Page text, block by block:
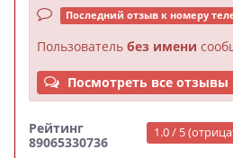
Последний отзыв к номеру
Пользователь без имени
Посмотреть все отзывы
Рейтинг
89065330736
1.0 / 5